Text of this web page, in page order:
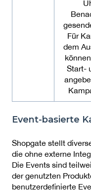
Für
dem
Start-
Event-basierte
Shopgate stellt
die ohne externe
Die Events sind
der genutzten
benutzerdefinierte